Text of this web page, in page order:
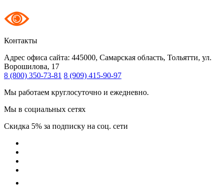
Контакты
Адрес офиса сайта: 445000, Самарская область, Тольятти, ул.
Ворошилова, 17
8 (800) 350-73-81 8 (909) 415-90-97
Мы работаем круглосуточно и ежедневно.
Мы в социальных сетях
Скидка 5% за подписку на соц. сети